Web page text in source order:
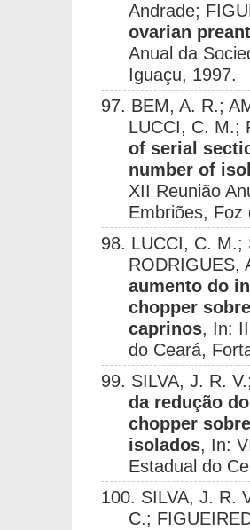
Andrade;
ovarian
Anual da
Iguaçu, 1997.
97. BEM, A. R.;
LUCCI, C. M.;
of serial
number of
XII Reunião
Embriões, Foz
98. LUCCI, C. M.;
RODRIGUES,
aumento do
chopper
caprinos, In:
do Ceará,
99. SILVA, J. R.
da redução
chopper
isolados, In:
Estadual do
100. SILVA, J. R.
C.;